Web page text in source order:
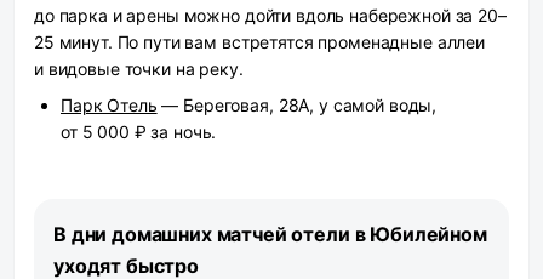
до парка и арены можно дойти вдоль набережной за 20–
25 минут. По пути вам встретятся променадные аллеи
и видовые точки на реку.
Парк Отель — Береговая, 28А, у самой воды,
от 5 000 ₽ за ночь.
В дни домашних матчей отели в Юбилейном
уходят быстро